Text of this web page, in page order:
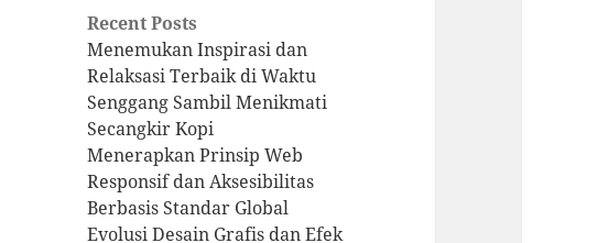
Recent Posts
Menemukan Inspirasi dan
Relaksasi Terbaik di Waktu
Senggang Sambil Menikmati
Secangkir Kopi
Menerapkan Prinsip Web
Responsif dan Aksesibilitas
Berbasis Standar Global
Evolusi Desain Grafis dan Efek